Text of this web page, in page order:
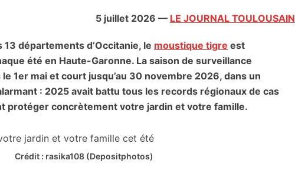
5 juillet 2026 — LE JOURNAL TOULOUSAIN
départements d’Occitanie, le moustique tigre est
été en Haute-Garonne. La saison de surveillance
1er mai et court jusqu’au 30 novembre 2026, dans un
: 2025 avait battu tous les records régionaux de cas
protéger concrètement votre jardin et votre famille.
Crédit : rasika108 (Depositphotos)